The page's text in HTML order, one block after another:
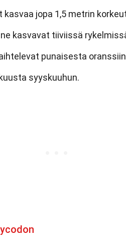
jopa 1,5 metrin
kasvavat tiiviissä
punaisesta
syyskuuhun.